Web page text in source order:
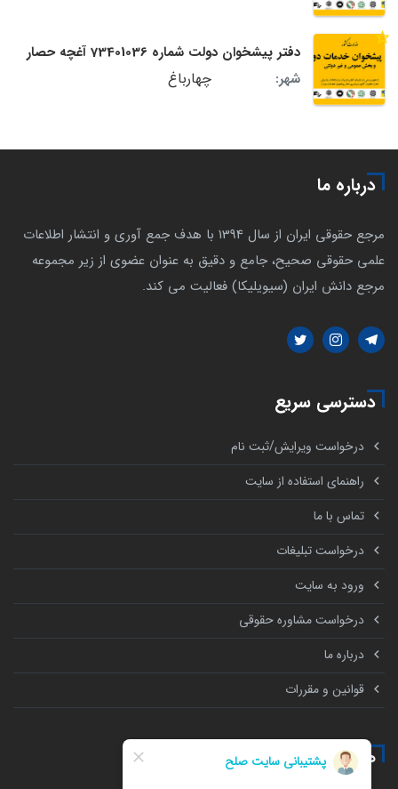
دفتر پیشخوان دولت شماره 73401036 آغچه حصار
شهر:
چهارباغ
درباره ما
مرجع حقوقی ایران از سال 1394 با هدف جمع آوری و انتشار اطلاعات
علمی حقوقی صحیح، جامع و دقیق به عنوان عضوی از زیر مجموعه
مرجع دانش ایران (سیویلیکا) فعالیت می کند.
دسترسی سریع
درخواست ویرایش/ثبت نام
راهنمای استفاده از سایت
تماس با ما
درخواست تبلیغات
ورود به سایت
درخواست مشاوره حقوقی
درباره ما
قوانین و مقررات
همه چیز درباره